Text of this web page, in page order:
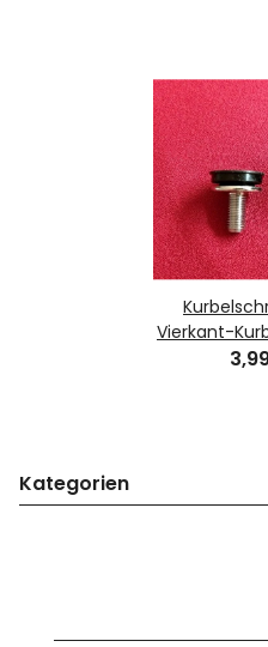
Vierkant-
Kategorien